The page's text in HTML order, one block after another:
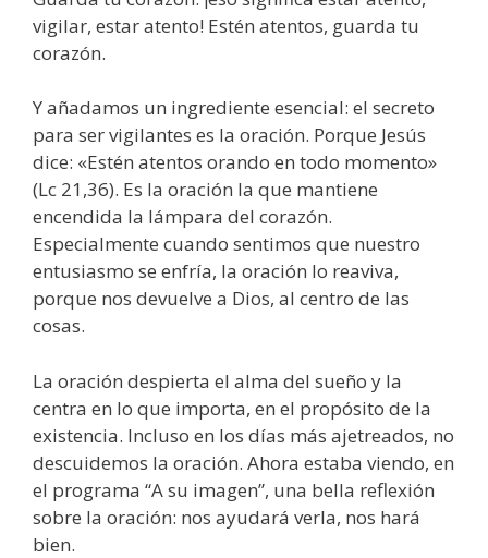
vigilar, estar atento! Estén atentos, guarda tu
corazón.
Y añadamos un ingrediente esencial: el secreto
para ser vigilantes es la oración. Porque Jesús
dice: «Estén atentos orando en todo momento»
(Lc 21,36). Es la oración la que mantiene
encendida la lámpara del corazón.
Especialmente cuando sentimos que nuestro
entusiasmo se enfría, la oración lo reaviva,
porque nos devuelve a Dios, al centro de las
cosas.
La oración despierta el alma del sueño y la
centra en lo que importa, en el propósito de la
existencia. Incluso en los días más ajetreados, no
descuidemos la oración. Ahora estaba viendo, en
el programa “A su imagen”, una bella reflexión
sobre la oración: nos ayudará verla, nos hará
bien.